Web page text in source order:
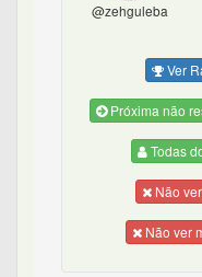
@zehguleba
Ver
Próxima não
Todas
Não
Não ver